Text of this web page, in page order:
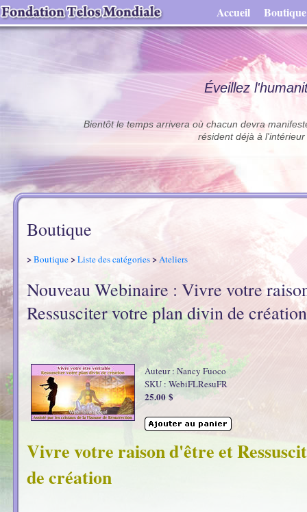
Accueil Boutique
Éveillez
Bientôt le temps arrivera où chacun devra
résident déjà à
Boutique
>Boutique>Liste des catégories>Ateliers
Nouveau Webinaire : Vivre votre
Ressusciter votre plan divin de création
Auteur : Nancy Fuoco
SKU : WebiFLResuFR
25.00 $
Vivre votre raison d'être et
de création